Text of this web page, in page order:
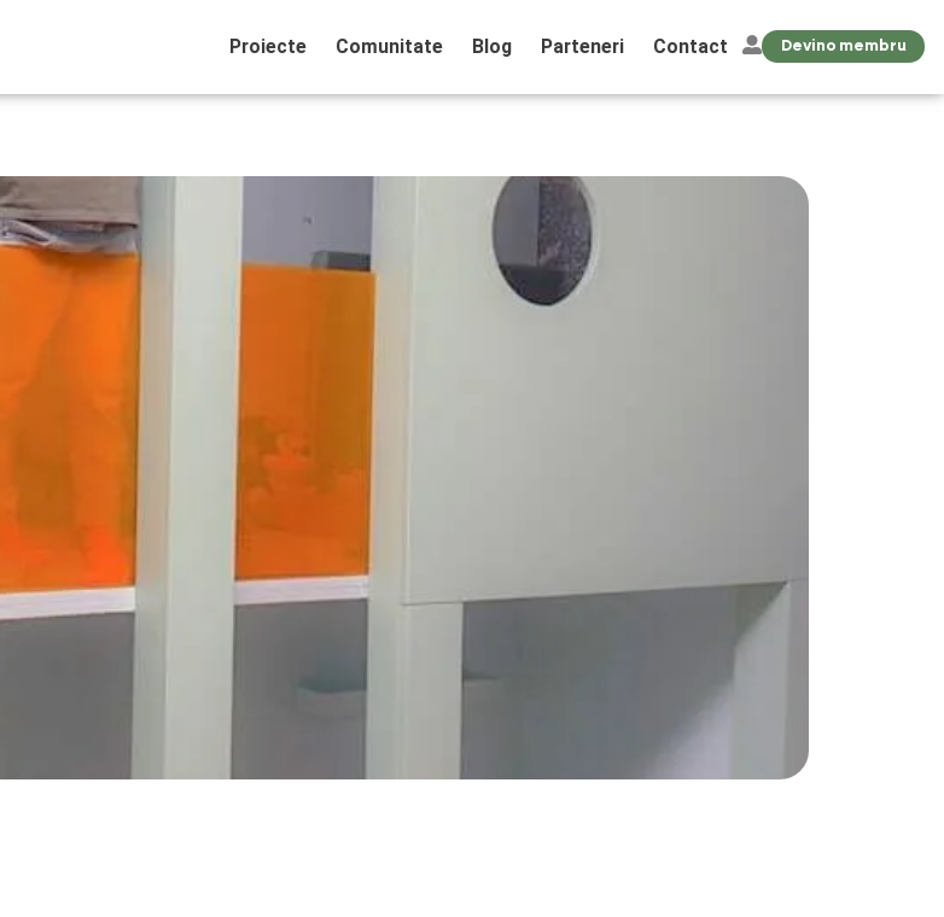
Proiecte Comunitate Blog Parteneri Contact Devino membru